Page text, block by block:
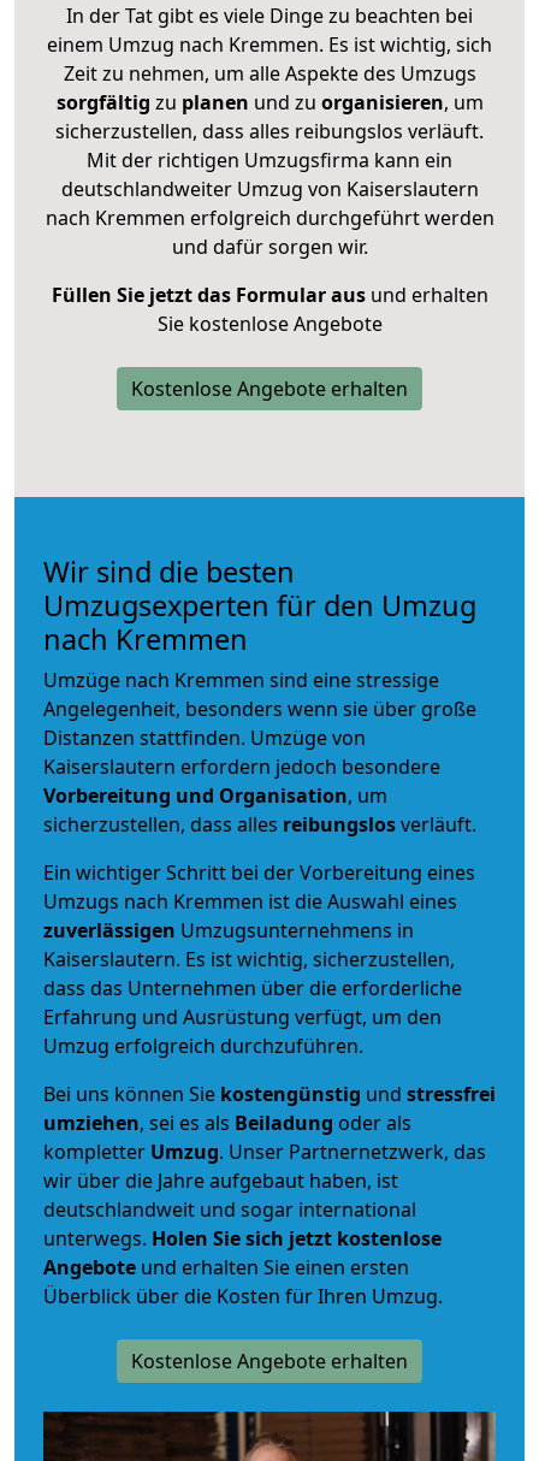
In der Tat gibt es viele Dinge zu beachten bei
einem Umzug nach Kremmen. Es ist wichtig, sich
Zeit zu nehmen, um alle Aspekte des Umzugs
sorgfältig zu planen und zu organisieren, um
sicherzustellen, dass alles reibungslos verläuft.
Mit der richtigen Umzugsfirma kann ein
deutschlandweiter Umzug von Kaiserslautern
nach Kremmen erfolgreich durchgeführt werden
und dafür sorgen wir.
Füllen Sie jetzt das Formular ausund erhalten
Sie kostenlose Angebote
Kostenlose Angebote erhalten
Wir sind die besten
Umzugsexperten für den Umzug
nach Kremmen
Umzüge nach Kremmen sind eine stressige
Angelegenheit, besonders wenn sie über große
Distanzen stattfinden. Umzüge von
Kaiserslautern erfordern jedoch besondere
Vorbereitung und Organisation, um
sicherzustellen, dass alles reibungslosverläuft.
Ein wichtiger Schritt bei der Vorbereitung eines
Umzugs nach Kremmen ist die Auswahl eines
zuverlässigen Umzugsunternehmens in
Kaiserslautern. Es ist wichtig, sicherzustellen,
dass das Unternehmen über die erforderliche
Erfahrung und Ausrüstung verfügt, um den
Umzug erfolgreich durchzuführen.
Bei uns können Sie kostengünstig und stressfrei
umziehen, sei es als Beiladung oder als
kompletter Umzug. Unser Partnernetzwerk, das
wir über die Jahre aufgebaut haben, ist
deutschlandweit und sogar international
unterwegs. Holen Sie sich jetzt kostenlose
Angebote und erhalten Sie einen ersten
Überblick über die Kosten für Ihren Umzug.
Kostenlose Angebote erhalten